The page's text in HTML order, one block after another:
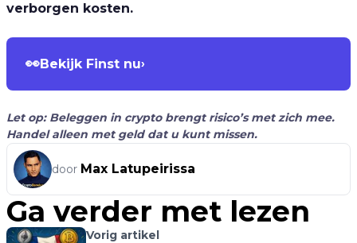
verborgen kosten.
👀Bekijk Finst nu›
Let op: Beleggen in crypto brengt risico’s met zich mee.
Handel alleen met geld dat u kunt missen.
door Max Latupeirissa
Ga verder met lezen
Vorig artikel